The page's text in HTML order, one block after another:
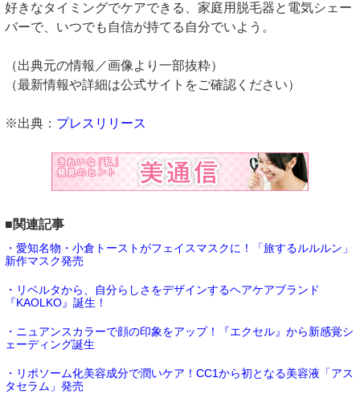
好きなタイミングでケアできる、家庭用脱毛器と電気シェー
バーで、いつでも自信が持てる自分でいよう。
（出典元の情報／画像より一部抜粋）
（最新情報や詳細は公式サイトをご確認ください）
※出典： プレスリリース
■関連記事
・愛知名物・小倉トーストがフェイスマスクに！「旅するルルルン」
新作マスク発売
・リベルタから、自分らしさをデザインするヘアケアブランド
『KAOLKO』誕生！
・ニュアンスカラーで顔の印象をアップ！『エクセル』から新感覚シ
ェーディング誕生
・リポソーム化美容成分で潤いケア！CC1から初となる美容液「アス
タセラム」発売